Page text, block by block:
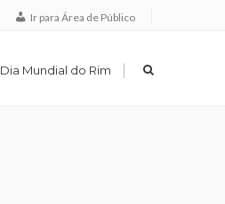
Ir para Área de Público
Dia Mundial do Rim |